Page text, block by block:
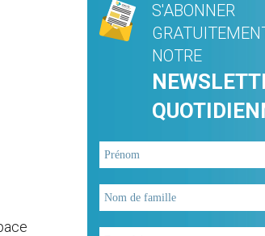
S'ABONNER
NOTRE